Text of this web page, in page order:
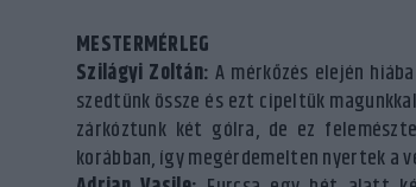
MESTERMÉRLEG
Szilágyi Zoltán: A mérkőzés elején
szedtünk össze és ezt cipeltük
zárkóztunk két gólra, de ez
korábban, így megérdemelten nyertek a